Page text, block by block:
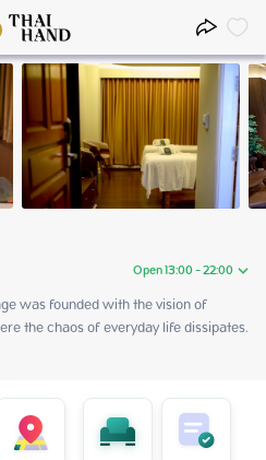
Open 13:00 - 22:00
13:00 - 22:00
13:00 - 22:00
13:00 - 22:00
13:00 - 22:00
13:00 - 22:00
was founded with the vision of
the chaos of everyday life dissipates.